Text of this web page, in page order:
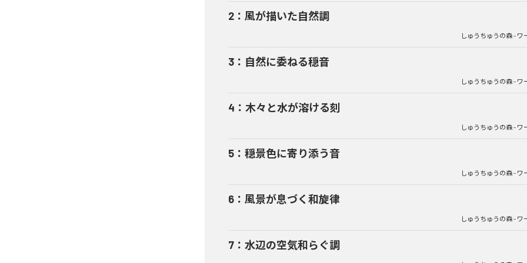
2 ： 風が描いた自然調
しゅうちゅうの森 - ワ
3 ： 自然に委ねる穏音
しゅうちゅうの森 - ワ
4 ： 木々と水が溶ける刻
しゅうちゅうの森 - ワ
5 ： 穏景色に寄り添う音
しゅうちゅうの森 - ワ
6 ： 風景が息づく和旋律
しゅうちゅうの森 - ワ
7 ： 水辺の空気和らぐ調